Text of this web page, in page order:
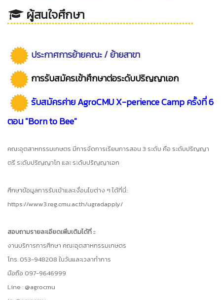
ผู้สนใจศึกษา
ประกาศการย้ายคณะ / ย้ายสาขา
การรับสมัครเข้าศึกษาต่อระดับปริญญาเอก
รับสมัครค่าย AgroCMU X-perience Camp ครั้งที่ 6
ตอน "Born to Bee"
คณะอุตสาหกรรมเกษตร มีการจัดการเรียนการสอน 3 ระดับ คือ ระดับปริญญา
ตรี ระดับปริญญาโท และ ระดับปริญญาเอก
ศึกษาข้อมูลการรับเข้าและเงื่อนไขต่าง ๆ ได้ที่นี่::
https://www3.reg.cmu.ac.th/ugradapply/
สอบถามรายละเอียดเพิ่มเติมได้ที่ ::
งานบริการการศึกษา คณะอุตสาหกรรมเกษตร
โทร. 053-948208 ในวันและเวลาทำการ
มือถือ 097-9646999
Line : @agrocmu